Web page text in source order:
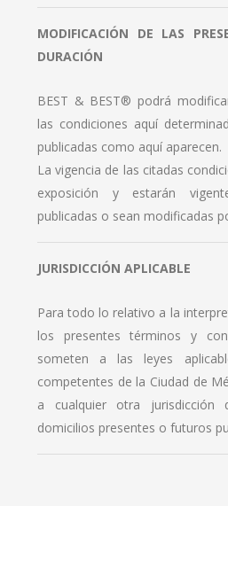
MODIFICACIÓN DE LAS
DURACIÓN
BEST & BEST® podrá
las condiciones aquí
publicadas como aquí aparecen.
La vigencia de las citadas
exposición y estarán
publicadas o sean modificadas
JURISDICCIÓN APLICABLE
Para todo lo relativo a la
los presentes términos y
someten a las leyes
competentes de la Ciudad de
a cualquier otra
domicilios presentes o futuros